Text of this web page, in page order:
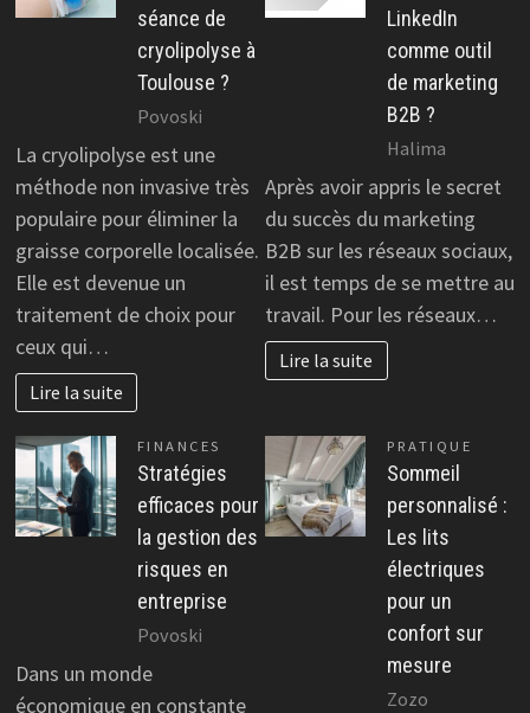
séance de
cryolipolyse à
Toulouse ?
Povoski
La cryolipolyse est une
méthode non invasive très
populaire pour éliminer la
graisse corporelle localisée.
Elle est devenue un
traitement de choix pour
ceux qui…
Lire la suite
LinkedIn
comme outil
de marketing
B2B ?
Halima
Après avoir appris le secret
du succès du marketing
B2B sur les réseaux sociaux,
il est temps de se mettre au
travail. Pour les réseaux…
Lire la suite
FINANCES
Stratégies
efficaces pour
la gestion des
risques en
entreprise
Povoski
Dans un monde
économique en constante
PRATIQUE
Sommeil
personnalisé :
Les lits
électriques
pour un
confort sur
mesure
Zozo